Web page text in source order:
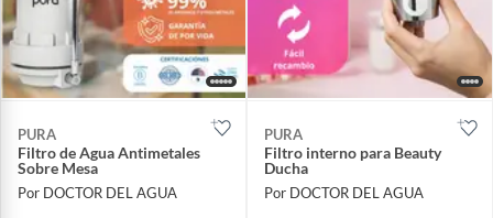
PURA
Filtro de Agua Antimetales
Sobre Mesa
Por DOCTOR DEL AGUA
PURA
Filtro interno para Beauty
Ducha
Por DOCTOR DEL AGUA